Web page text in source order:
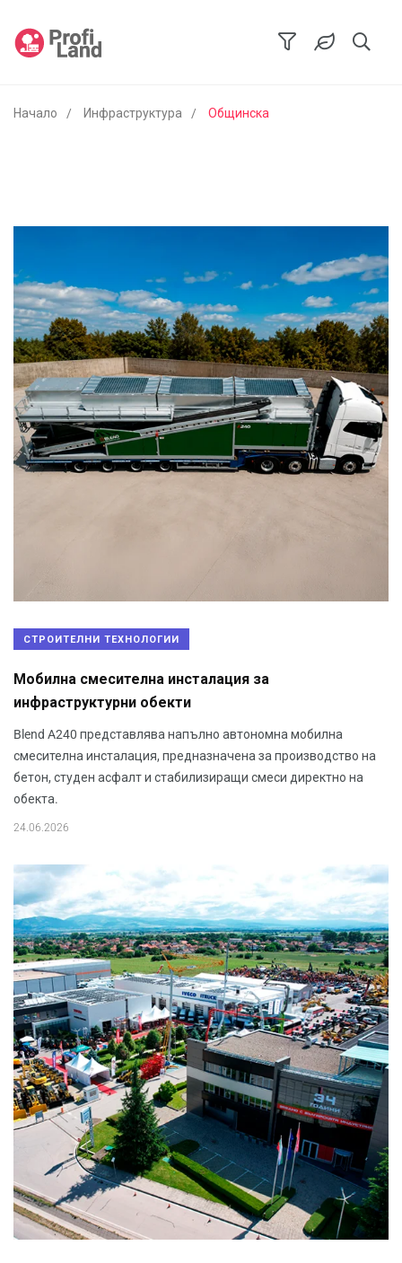
Начало Инфраструктура Общинска
СТРОИТЕЛНИ ТЕХНОЛОГИИ
Мобилна смесителна инсталация за
инфраструктурни обекти
Blend A240 представлява напълно автономна мобилна
смесителна инсталация, предназначена за производство на
бетон, студен асфалт и стабилизиращи смеси директно на
обекта.
24.06.2026